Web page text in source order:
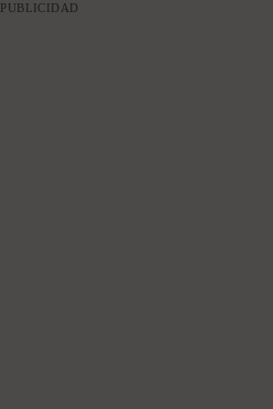
PUBLICIDAD